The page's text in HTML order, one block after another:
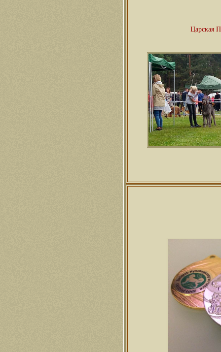
Царская